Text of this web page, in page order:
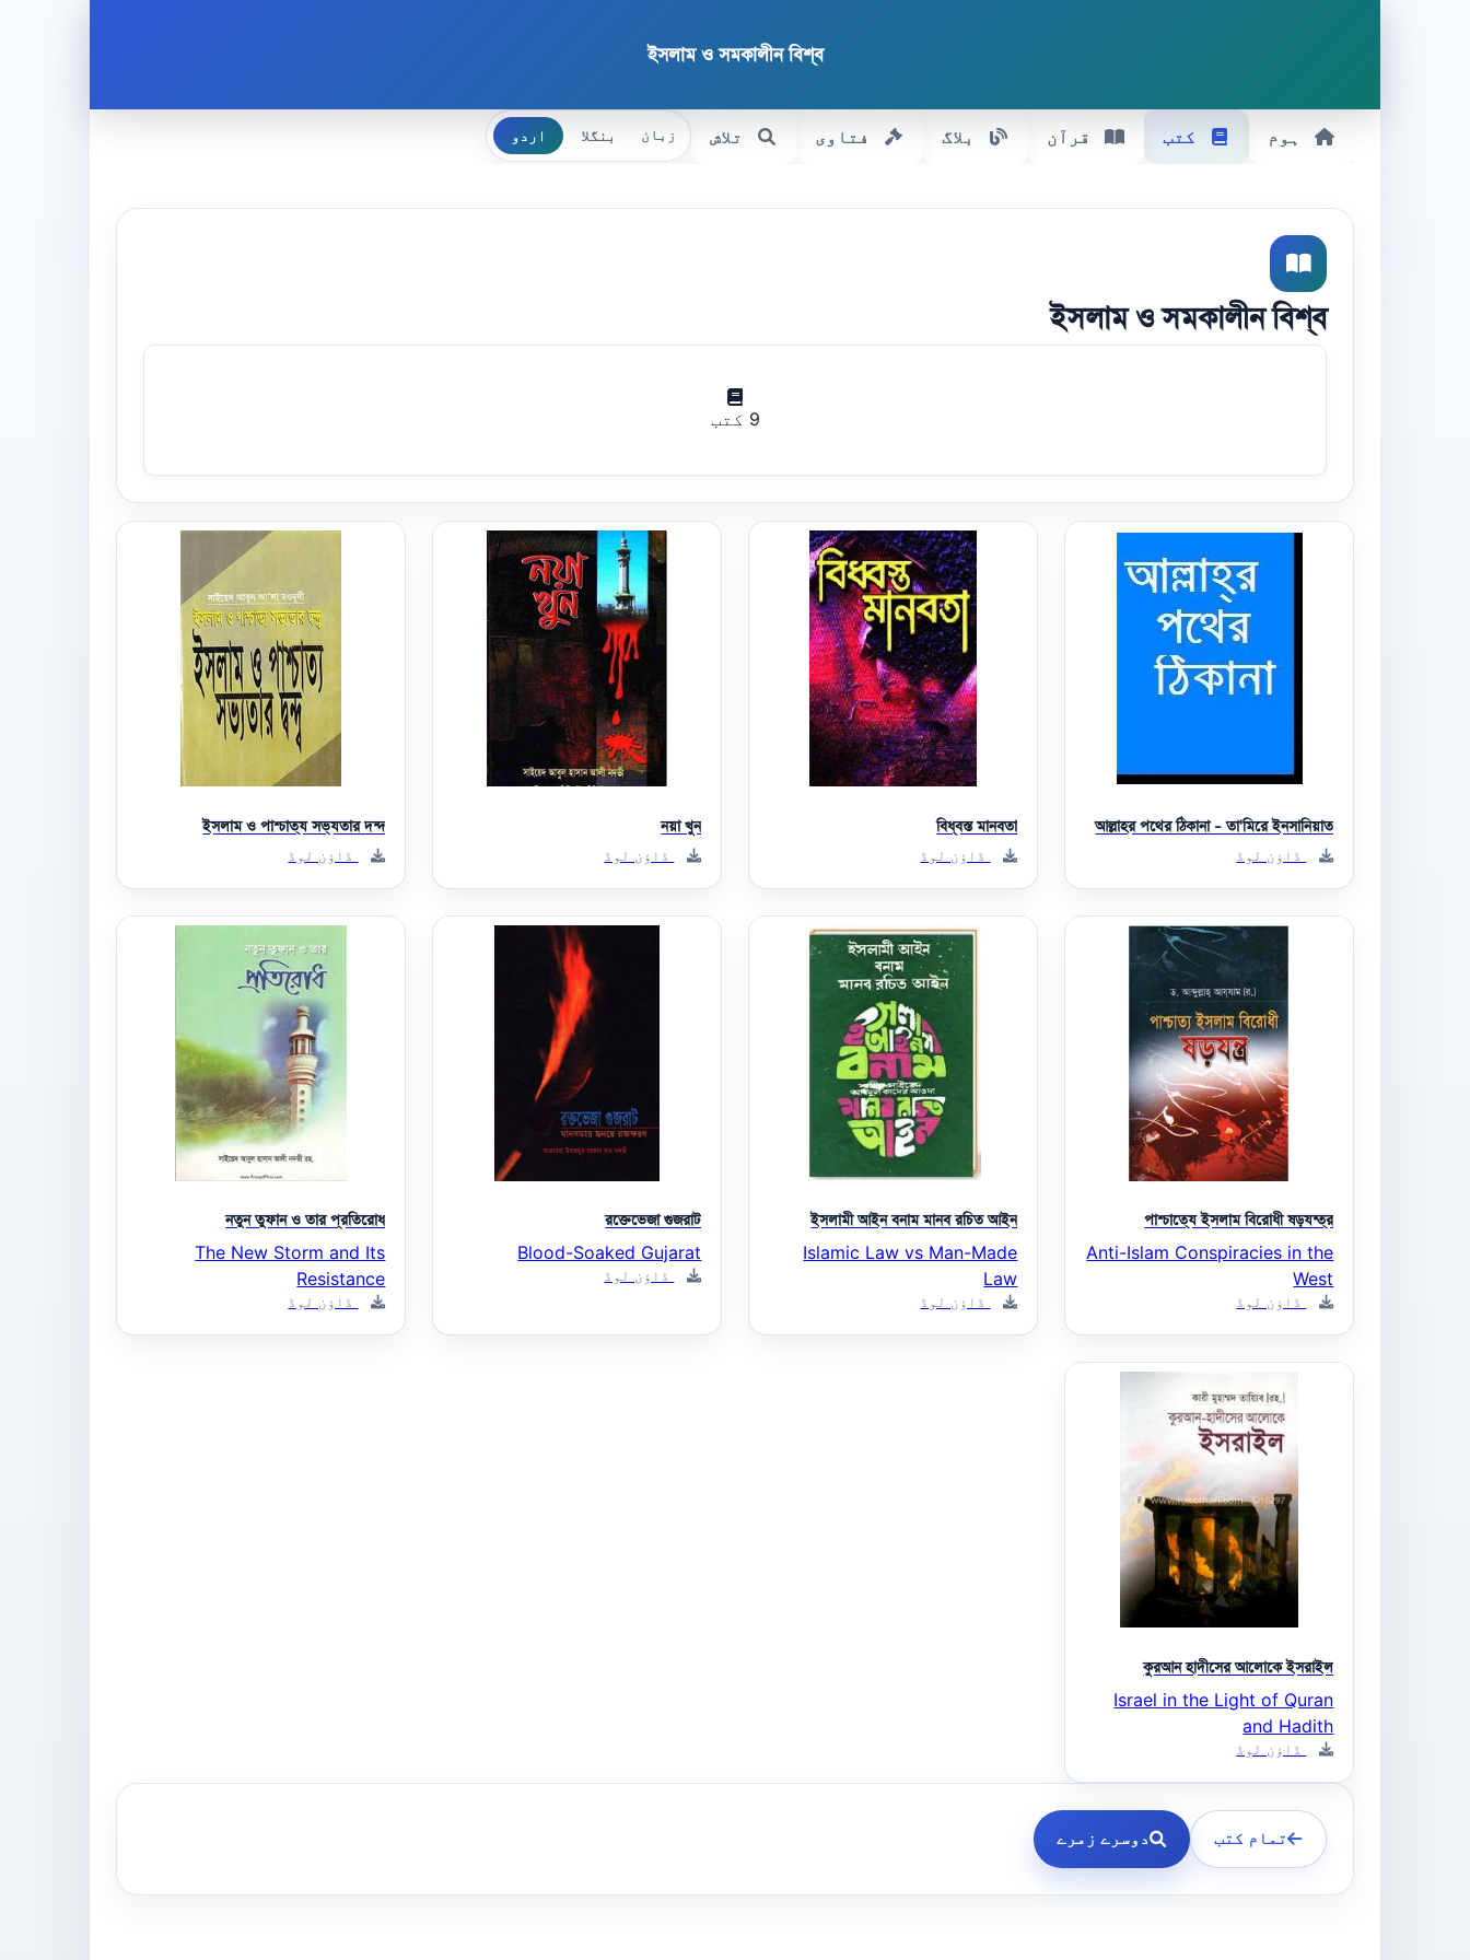
ইসলাম ও সমকালীন বিশ্ব
ہوم کتب قرآن بلاگ فتاوی تلاش زبان بنگلا اردو
ইসলাম ও সমকালীন বিশ্ব
9 کتب
আল্লাহর পথের ঠিকানা - তা'মিরে ইনসানিয়াত
ڈاؤن لوڈ
বিধ্বস্ত মানবতা
ڈاؤن لوڈ
নয়া খুন
ڈاؤن لوڈ
ইসলাম ও পাশ্চাত্য সভ্যতার দন্দ
ڈاؤن لوڈ
পাশ্চাত্যে ইসলাম বিরোধী ষড়যন্ত্র
Anti-Islam Conspiracies in the
West
ڈاؤن لوڈ
ইসলামী আইন বনাম মানব রচিত আইন
Islamic Law vs Man-Made
Law
ڈاؤن لوڈ
রক্তেভেজা গুজরাট
Blood-Soaked Gujarat
ڈاؤن لوڈ
নতুন তুফান ও তার প্রতিরোধ
The New Storm and Its
Resistance
ڈاؤن لوڈ
কুরআন হাদীসের আলোকে ইসরাইল
Israel in the Light of Quran
and Hadith
ڈاؤن لوڈ
تمام کتب دوسرے زمرے